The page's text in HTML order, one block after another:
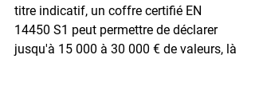
titre indicatif, un coffre certifié EN
14450 S1 peut permettre de déclarer
jusqu'à 15 000 à 30 000 € de valeurs, là